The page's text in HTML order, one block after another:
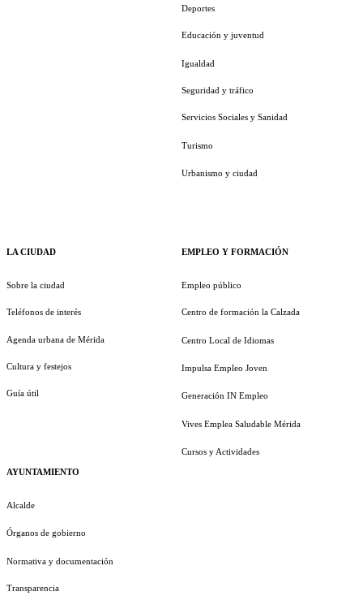
LA CIUDAD
Sobre la ciudad
Teléfonos de interés
Agenda urbana de Mérida
Cultura y festejos
Guía útil
AYUNTAMIENTO
Alcalde
Órganos de gobierno
Normativa y documentación
Transparencia
Deportes
Educación y juventud
Igualdad
Seguridad y tráfico
Servicios Sociales y Sanidad
Turismo
Urbanismo y ciudad
EMPLEO Y FORMACIÓN
Empleo público
Centro de formación la Calzada
Centro Local de Idiomas
Impulsa Empleo Joven
Generación IN Empleo
Vives Emplea Saludable Mérida
Cursos y Actividades